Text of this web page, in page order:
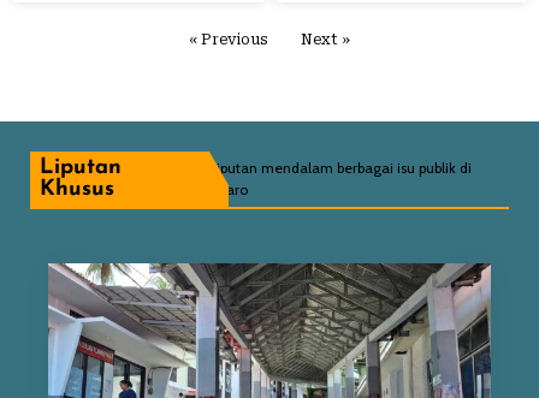
« Previous Next »
Liputan
Khusus
Liputan mendalam berbagai isu publik di
Sitaro